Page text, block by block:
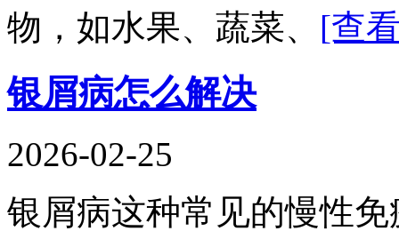
物，如水果、蔬菜、 [查
银屑病怎么解决
2026-02-25
银屑病这种常见的慢性